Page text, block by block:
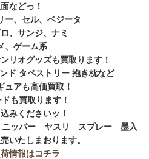
などっ！
ー、セル、ベジータ
、サンジ、ナミ
、ゲーム系
リオグッズも買取ります！
ド タペストリー 抱き枕など
ュアも高価買取！
も買取ります！
みくださいッ！
ッパー ヤスリ スプレー 墨入
いたしまおります。
情報はコチラ